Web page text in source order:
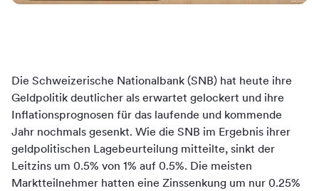
Die Schweizerische Nationalbank (SNB) hat heute ihre
Geldpolitik deutlicher als erwartet gelockert und ihre
Inflationsprognosen für das laufende und kommende
Jahr nochmals gesenkt. Wie die SNB im Ergebnis ihrer
geldpolitischen Lagebeurteilung mitteilte, sinkt der
Leitzins um 0.5% von 1% auf 0.5%. Die meisten
Marktteilnehmer hatten eine Zinssenkung um nur 0.25%